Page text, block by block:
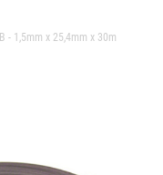
- 1,5mm x 25,4mm x 30m